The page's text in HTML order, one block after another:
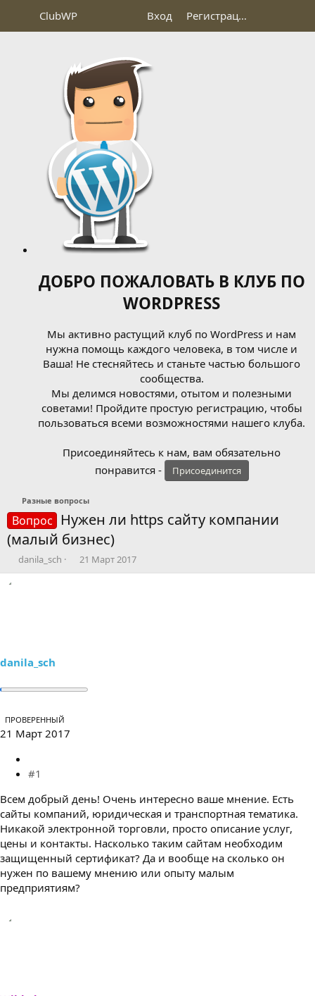
ClubWP Вход Регистрация
ДОБРО ПОЖАЛОВАТЬ В КЛУБ ПО
WORDPRESS
Мы активно растущий клуб по WordPress и нам
нужна помощь каждого человека, в том числе и
Ваша! Не стесняйтесь и станьте частью большого
сообщества.
Мы делимся новостями, отытом и полезными
советами! Пройдите простую регистрацию, чтобы
пользоваться всеми возможностями нашего клуба.
Присоединяйтесь к нам, вам обязательно
понравится -
Присоединится
Разные вопросы
Вопрос
Нужен ли https сайту компании
(малый бизнес)
А
в
ы
danila_sch
Д
а
21 Март 2017
danila_sch
ПРОВЕРЕННЫЙ
21 Март 2017
#1
Всем добрый день! Очень интересно ваше мнение. Есть
сайты компаний, юридическая и транспортная тематика.
Никакой электронной торговли, просто описание услуг,
цены и контакты. Насколько таким сайтам необходим
защищенный сертификат? Да и вообще на сколько он
нужен по вашему мнению или опыту малым
предприятиям?